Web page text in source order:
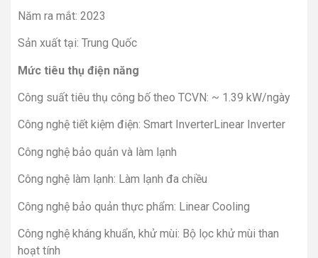
Năm ra mắt: 2023
Sản xuất tại: Trung Quốc
Mức tiêu thụ điện năng
Công suất tiêu thụ công bố theo TCVN: ~ 1.39 kW/ngày
Công nghệ tiết kiệm điện: Smart InverterLinear Inverter
Công nghệ bảo quản và làm lạnh
Công nghệ làm lạnh: Làm lạnh đa chiều
Công nghệ bảo quản thực phẩm: Linear Cooling
Công nghệ kháng khuẩn, khử mùi: Bộ lọc khử mùi than
hoạt tính